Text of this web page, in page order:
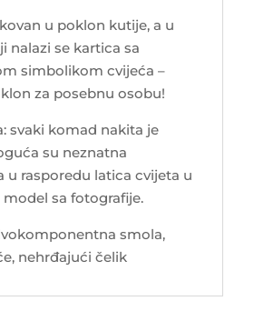
u poklon kutije, a u
nalazi se kartica sa
simbolikom cvijeća –
za posebnu osobu!
svaki komad nakita je
su neznatna
u rasporedu latica cvijeta u
sa fotografije.
smola,
nehrđajući čelik